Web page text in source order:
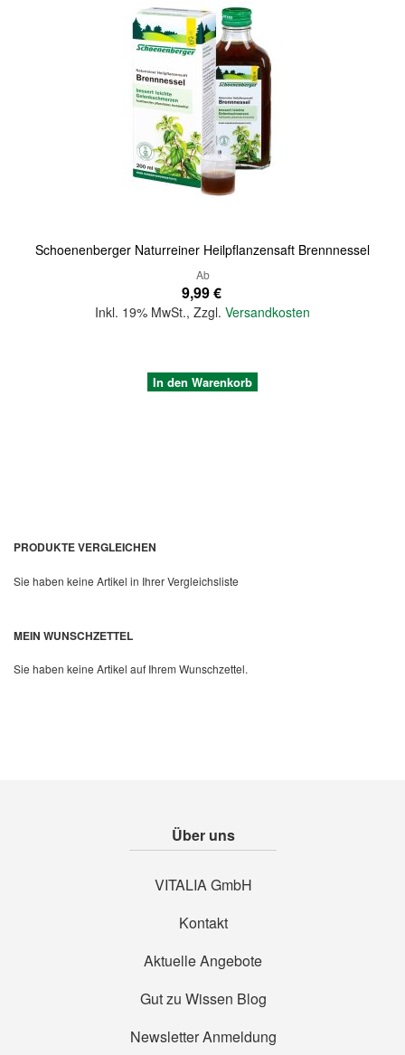
Schoenenberger Naturreiner Heilpflanzensaft Brennnessel
Ab
9,99 €
Inkl. 19% MwSt., Zzgl. Versandkosten
Quickview
In den Warenkorb
PRODUKTE VERGLEICHEN
Sie haben keine Artikel in Ihrer Vergleichsliste
MEIN WUNSCHZETTEL
Sie haben keine Artikel auf Ihrem Wunschzettel.
Über uns
VITALIA GmbH
Kontakt
Aktuelle Angebote
Gut zu Wissen Blog
Newsletter Anmeldung